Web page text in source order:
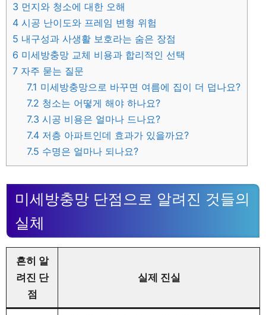
3 먼지와 청소에 대한 오해
4 시공 난이도와 프레임 변형 위험
5 내구성과 사생활 보호라는 숨은 장점
6 미세방충망 교체 비용과 합리적인 선택
7 자주 묻는 질문
7.1 미세방충망으로 바꾸면 여름에 집이 더 덥나요?
7.2 청소는 어떻게 해야 하나요?
7.3 시공 비용은 얼마나 드나요?
7.4 저층 아파트인데 효과가 있을까요?
7.5 수명은 얼마나 되나요?
미세방충망 단점으로 알려진 것들의
실체
흔히 알
려진 단
점
실제 진실